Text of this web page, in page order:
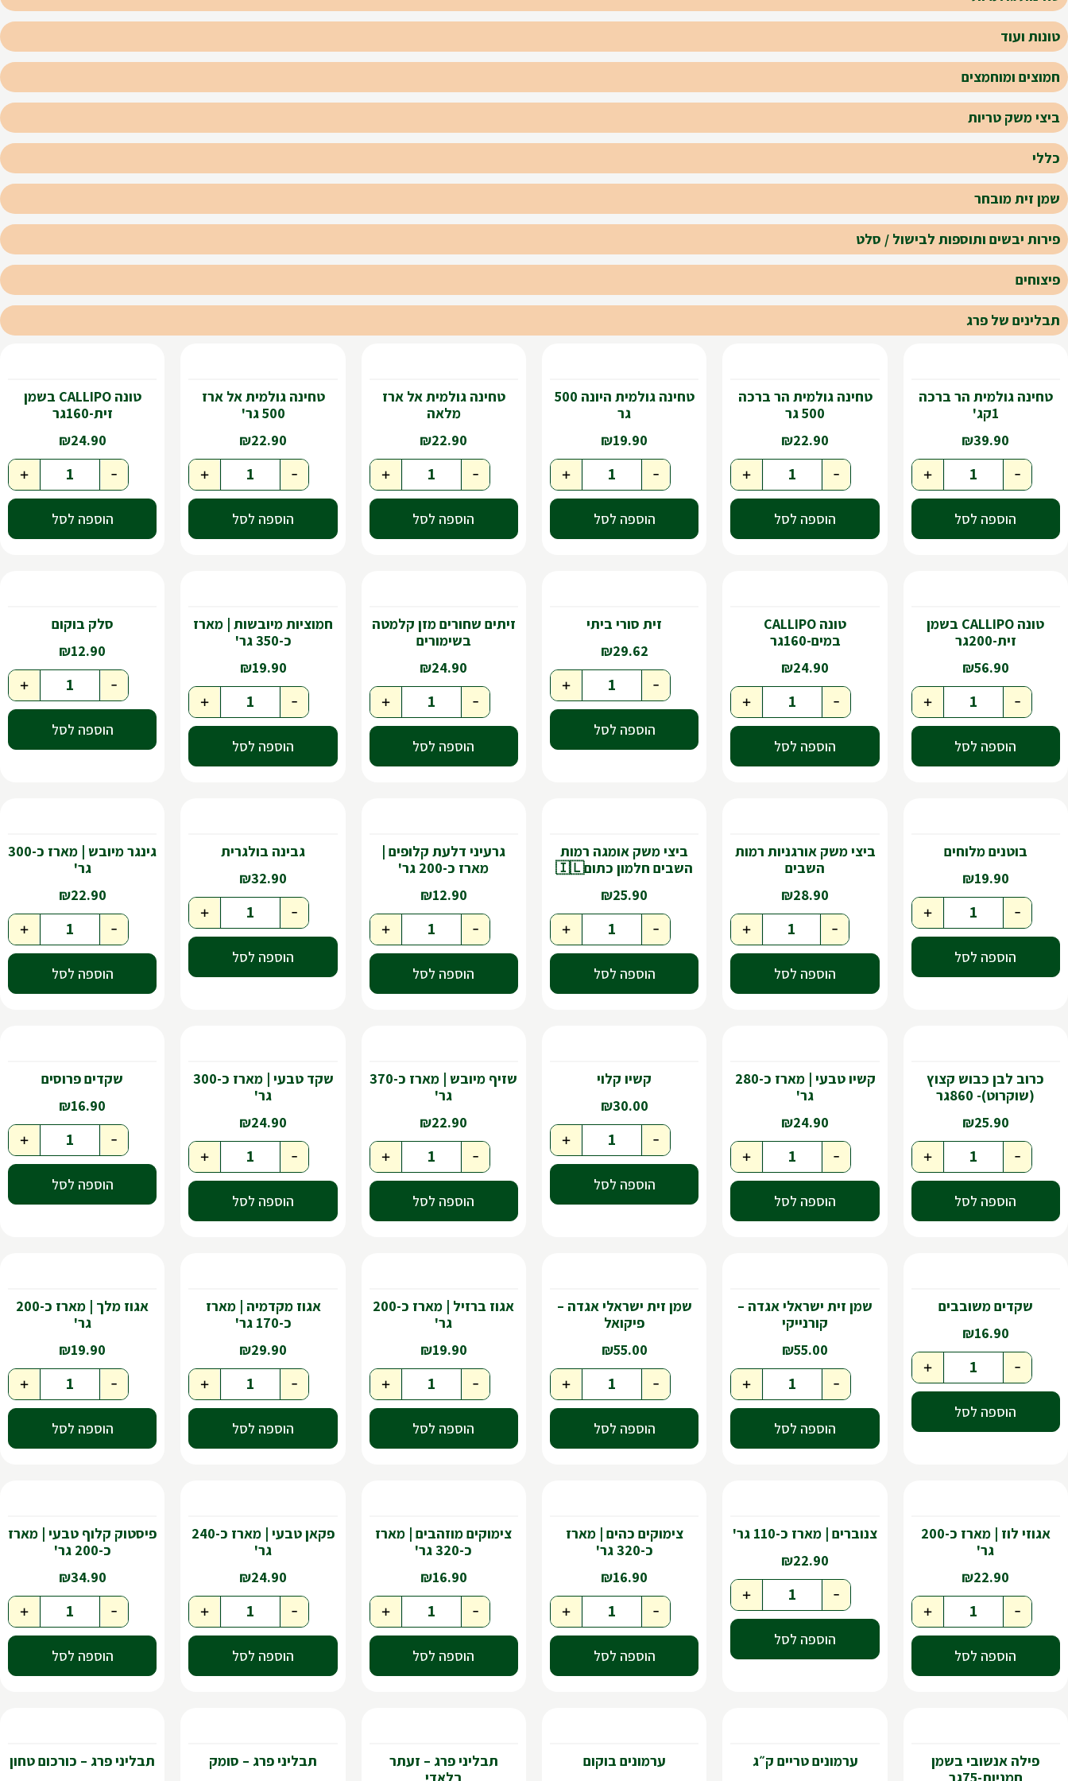
טונות ועוד
חמוצים ומוחמצים
ביצי משק טריות
כללי
שמן זית מובחר
פירות יבשים ותוספות לבישול / סלט
פיצוחים
תבלינים של פרג
טחינה גולמית הר ברכה
1קג'
₪39.90
-
+
הוספה לסל
טחינה גולמית הר ברכה
500 גר
₪22.90
-
+
הוספה לסל
טחינה גולמית היונה 500
גר
₪19.90
-
+
הוספה לסל
טחינה גולמית אל ארז
מלאה
₪22.90
-
+
הוספה לסל
טחינה גולמית אל ארז
500 גר'
₪22.90
-
+
הוספה לסל
טונה CALLIPO בשמן
זית-160גר
₪24.90
-
+
הוספה לסל
טונה CALLIPO בשמן
זית-200גר
₪56.90
-
+
הוספה לסל
טונה CALLIPO
במים-160גר
₪24.90
-
+
הוספה לסל
זית סורי ביתי
₪29.62
-
+
הוספה לסל
זיתים שחורים מזן קלמטה
בשימורים
₪24.90
-
+
הוספה לסל
חמוציות מיובשות | מארז
כ-350 גר'
₪19.90
-
+
הוספה לסל
סלק בוקום
₪12.90
-
+
הוספה לסל
בוטנים מלוחים
₪19.90
-
+
הוספה לסל
ביצי משק אורגניות רמות
השבים
₪28.90
-
+
הוספה לסל
ביצי משק אומגה רמות
השבים חלמון כתום🇮🇱
₪25.90
-
+
הוספה לסל
גרעיני דלעת קלופים |
מארז כ-200 גר'
₪12.90
-
+
הוספה לסל
גבינה בולגרית
₪32.90
-
+
הוספה לסל
גינגר מיובש | מארז כ-300
גר'
₪22.90
-
+
הוספה לסל
כרוב לבן כבוש קצוץ
(שוקרוט)- 860גר
₪25.90
-
+
הוספה לסל
קשיו טבעי | מארז כ-280
גר'
₪24.90
-
+
הוספה לסל
קשיו קלוי
₪30.00
-
+
הוספה לסל
שזיף מיובש | מארז כ-370
גר'
₪22.90
-
+
הוספה לסל
שקד טבעי | מארז כ-300
גר'
₪24.90
-
+
הוספה לסל
שקדים פרוסים
₪16.90
-
+
הוספה לסל
שקדים משובבים
₪16.90
-
+
הוספה לסל
שמן זית ישראלי אגדה –
קורנייקי
₪55.00
-
+
הוספה לסל
שמן זית ישראלי אגדה –
פיקואל
₪55.00
-
+
הוספה לסל
אגוז ברזיל | מארז כ-200
גר'
₪19.90
-
+
הוספה לסל
אגוז מקדמיה | מארז
כ-170 גר'
₪29.90
-
+
הוספה לסל
אגוז מלך | מארז כ-200
גר'
₪19.90
-
+
הוספה לסל
אגוזי לוז | מארז כ-200
גר'
₪22.90
-
+
הוספה לסל
צנוברים | מארז כ-110 גר'
₪22.90
-
+
הוספה לסל
צימוקים כהים | מארז
כ-320 גר'
₪16.90
-
+
הוספה לסל
צימוקים מוזהבים | מארז
כ-320 גר'
₪16.90
-
+
הוספה לסל
פקאן טבעי | מארז כ-240
גר'
₪24.90
-
+
הוספה לסל
פיסטוק קלוף טבעי | מארז
כ-200 גר'
₪34.90
-
+
הוספה לסל
פילה אנשובי בשמן
ערמונים טריים ק״ג
ערמונים בוקום
תבליני פרג – זעתר
תבליני פרג – סומק
תבליני פרג – כורכום טחון